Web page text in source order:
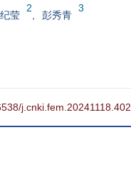
莹
2
彭秀青
3
j.cnki.fem.20241118.402